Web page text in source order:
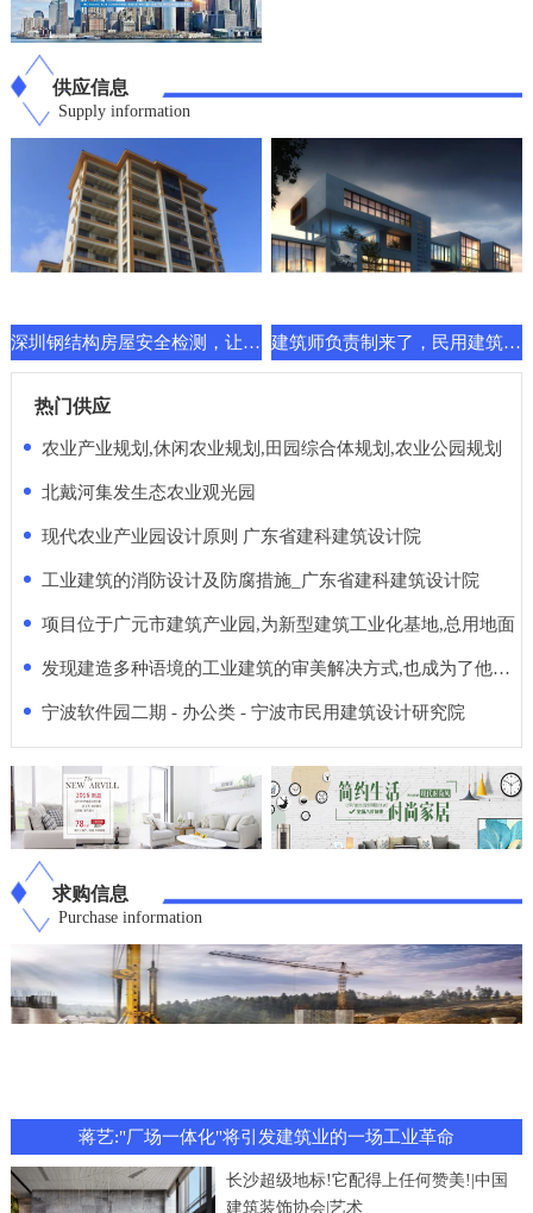
供应信息
Supply information
深圳钢结构房屋安全检测，让建筑换发新的功能要求 建筑师负责制来了，民用建筑先行一步！天堂还是地狱
热门供应
农业产业规划,休闲农业规划,田园综合体规划,农业公园规划
北戴河集发生态农业观光园
现代农业产业园设计原则 广东省建科建筑设计院
工业建筑的消防设计及防腐措施_广东省建科建筑设计院
项目位于广元市建筑产业园,为新型建筑工业化基地,总用地面
发现建造多种语境的工业建筑的审美解决方式,也成为了他的使命
宁波软件园二期 - 办公类 - 宁波市民用建筑设计研究院
求购信息
Purchase information
蒋艺:"厂场一体化"将引发建筑业的一场工业革命
长沙超级地标!它配得上任何赞美!|中国
建筑装饰协会|艺术